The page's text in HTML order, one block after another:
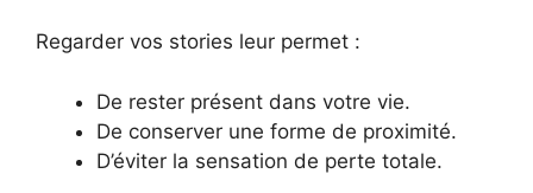
Regarder vos stories leur permet :
De rester présent dans votre vie.
De conserver une forme de proximité.
D’éviter la sensation de perte totale.